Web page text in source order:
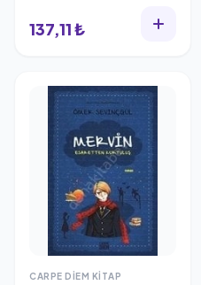
137,11 ₺
CARPE DIEM KITAP